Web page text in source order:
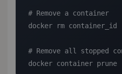
# Remove a container
docker rm container_id
# Remove all stopped
docker container prune